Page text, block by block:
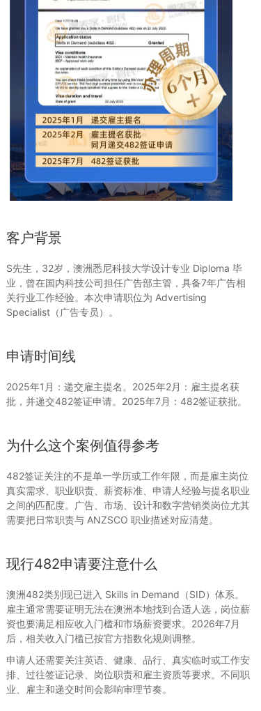
客户背景
S先生，32岁，澳洲悉尼科技大学设计专业 Diploma 毕
业，曾在国内科技公司担任广告部主管，具备7年广告相
关行业工作经验。本次申请职位为 Advertising
Specialist（广告专员）。
申请时间线
2025年1月：递交雇主提名。2025年2月：雇主提名获
批，并递交482签证申请。2025年7月：482签证获批。
为什么这个案例值得参考
482签证关注的不是单一学历或工作年限，而是雇主岗位
真实需求、职业职责、薪资标准、申请人经验与提名职业
之间的匹配度。广告、市场、设计和数字营销类岗位尤其
需要把日常职责与 ANZSCO 职业描述对应清楚。
现行482申请要注意什么
澳洲482类别现已进入 Skills in Demand（SID）体系。
雇主通常需要证明无法在澳洲本地找到合适人选，岗位薪
资也要满足相应收入门槛和市场薪资要求。2026年7月
后，相关收入门槛已按官方指数化规则调整。
申请人还需要关注英语、健康、品行、真实临时或工作安
排、过往签证记录、岗位职责和雇主资质等要求。不同职
业、雇主和递交时间会影响审理节奏。